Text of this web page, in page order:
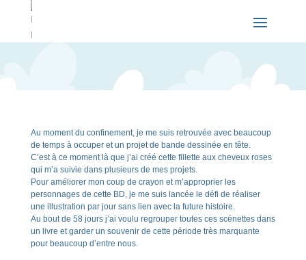
Au moment du confinement, je me suis retrouvée avec beaucoup
de temps à occuper et un projet de bande dessinée en tête.
C’est à ce moment là que j’ai créé cette fillette aux cheveux roses
qui m’a suivie dans plusieurs de mes projets.
Pour améliorer mon coup de crayon et m’approprier les
personnages de cette BD, je me suis lancée le défi de réaliser
une illustration par jour sans lien avec la future histoire.
Au bout de 58 jours j’ai voulu regrouper toutes ces scénettes dans
un livre et garder un souvenir de cette période très marquante
pour beaucoup d’entre nous.